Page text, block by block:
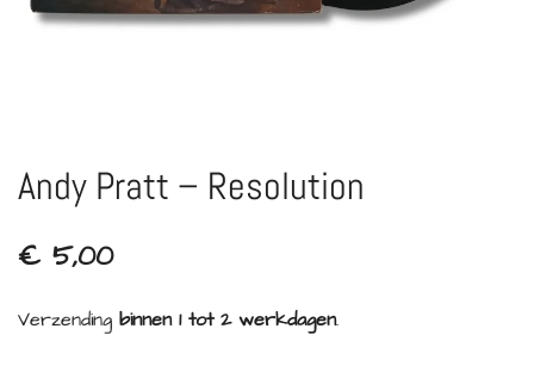
Andy Pratt – Resolution
€5,00
Verzending binnen 1 tot 2 werkdagen.